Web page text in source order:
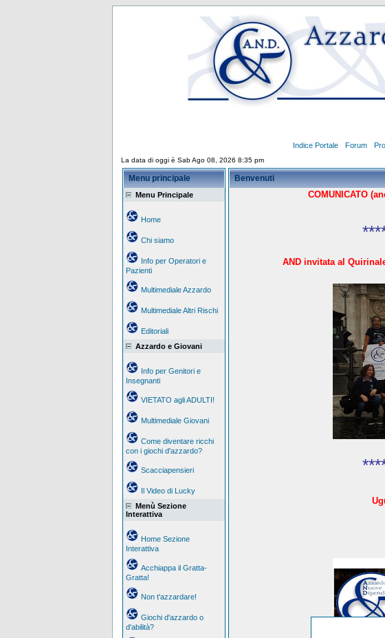
Indice Portale Forum
La data di oggi è Sab Ago 08, 2026 8:35 pm
Menu principale
Menu Principale
Home
Chi siamo
Info per Operatori e
Pazienti
Multimediale Azzardo
Multimediale Altri Rischi
Editoriali
Azzardo e Giovani
Info per Genitori e
Insegnanti
VIETATO agli ADULTI!
Multimediale Giovani
Come diventare ricchi
con i giochi d'azzardo?
Scacciapensieri
Il Video di Lucky
Menù Sezione
Interattiva
Home Sezione
Interattiva
Acchiappa il Gratta-
Gratta!
Non t'azzardare!
Giochi d'azzardo o
d'abilità?
Benvenuti
COMUNICATO
AND invitata al